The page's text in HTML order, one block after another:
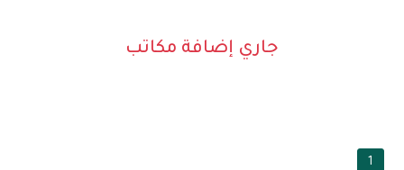
جاري إضافة مكاتب
1